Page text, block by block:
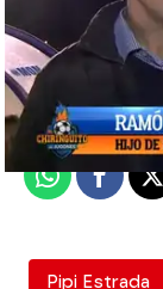
mega
Madrid
Publicado:20
Whatsapp X
Pipi Estrada